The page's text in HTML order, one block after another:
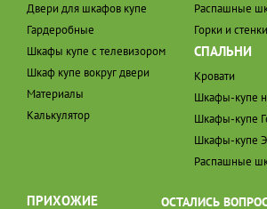
Двери для шкафов купе
Гардеробные
Шкафы купе с телевизором
Шкаф купе вокруг двери
Материалы
Калькулятор
Распашные
Горки и стенки
СПАЛЬНИ
Кровати
Шкафы-купе
Шкафы-купе
Шкафы-купе
Распашные
ПРИХОЖИЕ
ОСТАЛИСЬ